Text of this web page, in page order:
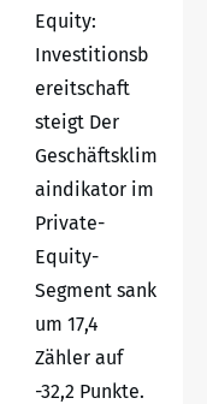
Equity:
Investitionsb
ereitschaft
steigt Der
Geschäftsklim
aindikator im
Private-
Equity-
Segment sank
um 17,4
Zähler auf
-32,2 Punkte.